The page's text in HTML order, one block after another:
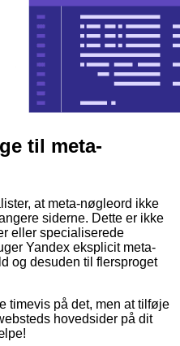
til meta-
at meta-nøgleord ikke
siderne. Dette er ikke
eller specialiserede
Yandex eksplicit meta-
og desuden til flersproget
timevis på det, men at tilføje
hovedsider på dit